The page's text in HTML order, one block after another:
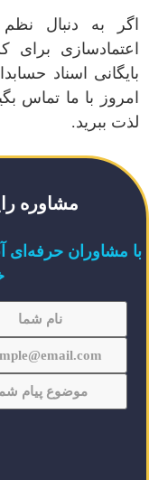
اگر به دنبال
اعتمادسازی
بایگانی اسناد
امروز با ما تماس
لذت ببرید.
مشاوره
با مشاوران حرفه‌ای